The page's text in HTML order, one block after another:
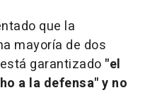
que la
mayoría de dos
garantizado "el
a la defensa" y no